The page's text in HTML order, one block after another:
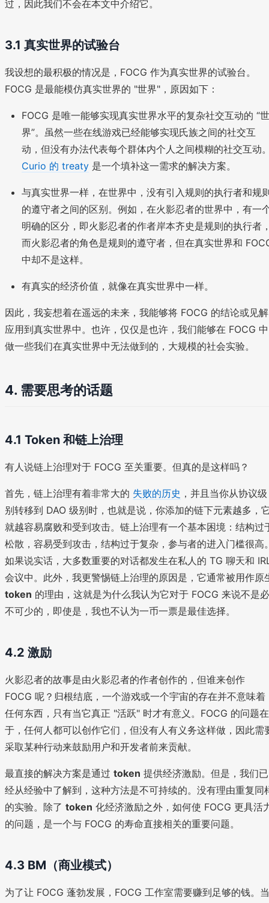
过，因此我们不会在本文中介绍它。
3.1 真实世界的试验台
我设想的最积极的情况是，FOCG 作为真实世界的试验台。
FOCG 是最能模仿真实世界的 "世界"，原因如下：
FOCG 是唯一能够实现真实世界水平的复杂社交互动的 “世
界”。虽然一些在线游戏已经能够实现氏族之间的社交互
动，但没有办法代表每个群体内个人之间模糊的社交互动
Curio 的 treaty 是一个填补这一需求的解决方案。
与真实世界一样，在世界中，没有引入规则的执行者和规
的遵守者之间的区别。例如，在火影忍者的世界中，有一
明确的区分，即火影忍者的作者岸本齐史是规则的执行者
而火影忍者的角色是规则的遵守者，但在真实世界和
中却不是这样。
有真实的经济价值，就像在真实世界中一样。
因此，我妄想着在遥远的未来，我能够将 FOCG 的结论或见解
应用到真实世界中。也许，仅仅是也许，我们能够在 FOCG 中
做一些我们在真实世界中无法做到的，大规模的社会实验。
4. 需要思考的话题
4.1 Token 和链上治理
有人说链上治理对于 FOCG 至关重要。但真的是这样吗？
首先，链上治理有着非常大的 失败的历史 ，并且当你从协议级
别转移到 DAO 级别时，也就是说，你添加的链下元素越多，
就越容易腐败和受到攻击。链上治理有一个基本困境：结构过
松散，容易受到攻击，结构过于复杂，参与者的进入门槛很高
如果说实话，大多数重要的对话都发生在私人的 TG 聊天和
会议中。此外，我更警惕链上治理的原因是，它通常被用作原
token 的理由，这就是为什么我认为它对于 FOCG 来说不是必
不可少的，即使是，我也不认为一币一票是最佳选择。
4.2 激励
火影忍者的故事是由火影忍者的作者创作的，但谁来创作
FOCG 呢？归根结底，一个游戏或一个宇宙的存在并不意味着
任何东西，只有当它真正 "活跃" 时才有意义。FOCG 的问题在
于，任何人都可以创作它们，但没有人有义务这样做，因此需
采取某种行动来鼓励用户和开发者前来贡献。
最直接的解决方案是通过 token 提供经济激励。但是，我们已
经从经验中了解到，这种方法是不可持续的。没有理由重复同
的实验。除了 token 化经济激励之外，如何使 FOCG 更具活
的问题，是一个与 FOCG 的寿命直接相关的重要问题。
4.3 BM（商业模式）
为了让 FOCG 蓬勃发展，FOCG 工作室需要赚到足够的钱。当